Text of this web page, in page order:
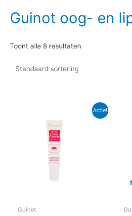
Guinot oog- en
Toont alle 8 resultaten
Actie!
Guinot
was:
€23.00.